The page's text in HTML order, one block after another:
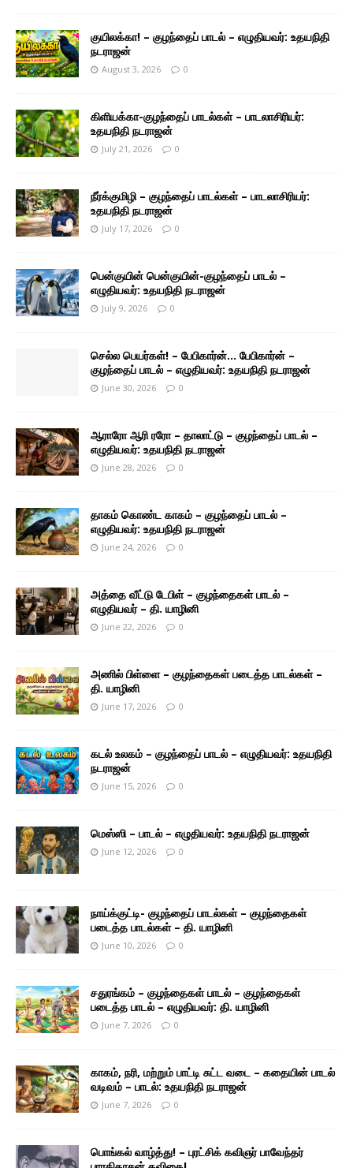
குயிலக்கா! – குழந்தைப் பாடல் – எழுதியவர்: உதயநிதி
நடராஜன்
August 3, 2026 0
கிளியக்கா-குழந்தைப் பாடல்கள் – பாடலாசிரியர்:
உதயநிதி நடராஜன்
July 21, 2026 0
நீர்க்குமிழி – குழந்தைப் பாடல்கள் – பாடலாசிரியர்:
உதயநிதி நடராஜன்
July 17, 2026 0
பென்குயின் பென்குயின்-குழந்தைப் பாடல் –
எழுதியவர்: உதயநிதி நடராஜன்
July 9, 2026 0
செல்ல பெயர்கள்! – பேபிகார்ன்… பேபிகார்ன் –
குழந்தைப் பாடல் – எழுதியவர்: உதயநிதி நடராஜன்
June 30, 2026 0
ஆராரோ ஆரி ரரோ – தாலாட்டு – குழந்தைப் பாடல் –
எழுதியவர்: உதயநிதி நடராஜன்
June 28, 2026 0
தாகம் கொண்ட காகம் – குழந்தைப் பாடல் –
எழுதியவர்: உதயநிதி நடராஜன்
June 24, 2026 0
அத்தை வீட்டு டேபிள் – குழந்தைகள் பாடல் –
எழுதியவர் – தி. யாழினி
June 22, 2026 0
அணில் பிள்ளை – குழந்தைகள் படைத்த பாடல்கள் –
தி. யாழினி
June 17, 2026 0
கடல் உலகம் – குழந்தைப் பாடல் – எழுதியவர்: உதயநிதி
நடராஜன்
June 15, 2026 0
மெஸ்ஸி – பாடல் – எழுதியவர்: உதயநிதி நடராஜன்
June 12, 2026 0
நாய்க்குட்டி- குழந்தைப் பாடல்கள் – குழந்தைகள்
படைத்த பாடல்கள் – தி. யாழினி
June 10, 2026 0
சதுரங்கம் – குழந்தைகள் பாடல் – குழந்தைகள்
படைத்த பாடல் – எழுதியவர்: தி. யாழினி
June 7, 2026 0
காகம், நரி, மற்றும் பாட்டி சுட்ட வடை – கதையின் பாடல்
வடிவம் – பாடல்: உதயநிதி நடராஜன்
June 7, 2026 0
பொங்கல் வாழ்த்து! – புரட்சிக் கவிஞர் பாவேந்தர்